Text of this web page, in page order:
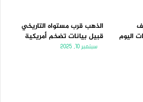
اليوم
الذهب قرب مستواه التاريخي
قبيل بيانات تضخم أمريكية
سبتمبر 10, 2025